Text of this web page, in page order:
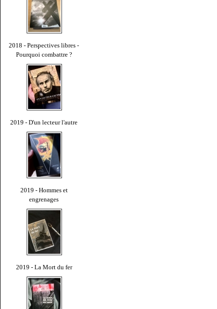
2018 - Perspectives libres -
Pourquoi combattre ?
2019 - D'un lecteur l'autre
2019 - Hommes et
engrenages
2019 - La Mort du fer